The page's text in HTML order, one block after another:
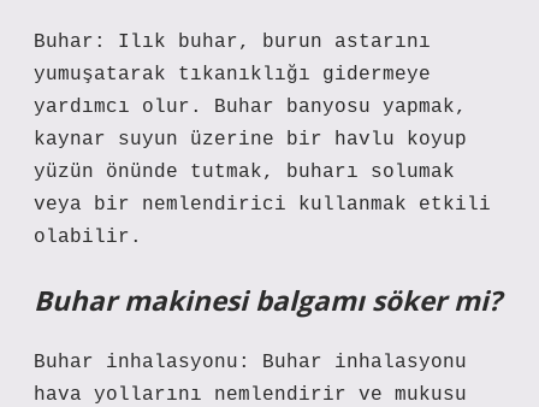
Buhar: Ilık buhar, burun astarını
yumuşatarak tıkanıklığı gidermeye
yardımcı olur. Buhar banyosu yapmak,
kaynar suyun üzerine bir havlu koyup
yüzün önünde tutmak, buharı solumak
veya bir nemlendirici kullanmak etkili
olabilir.
Buhar makinesi balgamı söker mi?
Buhar inhalasyonu: Buhar inhalasyonu
hava yollarını nemlendirir ve mukusu